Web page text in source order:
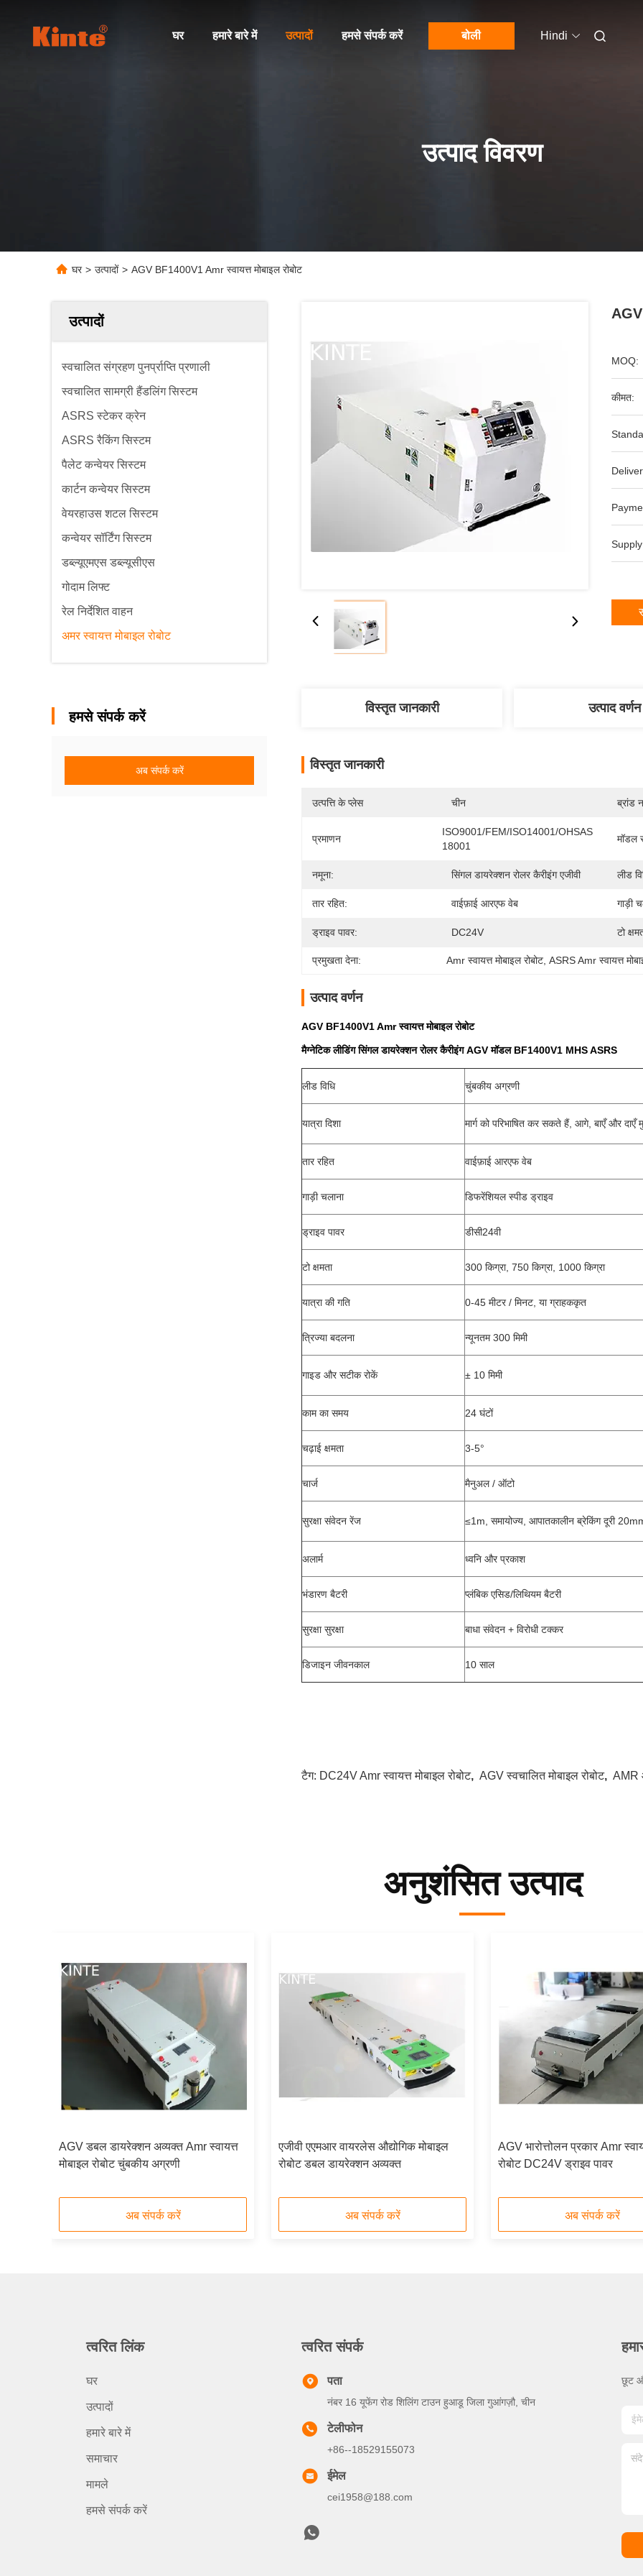
घर हमारे बारे में उत्पादों हमसे संपर्क करें बोली Hindi
उत्पाद विवरण
घर > उत्पादों > AGV BF1400V1 Amr स्वायत्त मोबाइल रोबोट
उत्पादों
स्वचालित संग्रहण पुनर्प्राप्ति प्रणाली
स्वचालित सामग्री हैंडलिंग सिस्टम
ASRS स्टेकर क्रेन
ASRS रैकिंग सिस्टम
पैलेट कन्वेयर सिस्टम
कार्टन कन्वेयर सिस्टम
वेयरहाउस शटल सिस्टम
कन्वेयर सॉर्टिंग सिस्टम
डब्ल्यूएमएस डब्ल्यूसीएस
गोदाम लिफ्ट
रेल निर्देशित वाहन
अमर स्वायत्त मोबाइल रोबोट
हमसे संपर्क करें
अब संपर्क करें
AGV
MOQ:
कीमत:
विस्तृत जानकारी उत्पाद वर्णन
विस्तृत जानकारी
उत्पत्ति के प्लेस चीन ब्रांड
प्रमाणन
ISO9001/FEM/ISO14001/OHSAS
18001
मॉडल
नमूना: सिंगल डायरेक्शन रोलर कैरीइंग एजीवी लीड
तार रहित: वाईफ़ाई आरएफ वेब गाड़ी
ड्राइव पावर: DC24V टो
प्रमुखता देना: Amr स्वायत्त मोबाइल रोबोट , ASRS Amr स्वायत्त
उत्पाद वर्णन
AGV BF1400V1 Amr स्वायत्त मोबाइल रोबोट
मैग्नेटिक लीडिंग सिंगल डायरेक्शन रोलर कैरीइंग AGV मॉडल BF1400V1 MHS ASRS
लीड विधि चुंबकीय अग्रणी
यात्रा दिशा मार्ग को परिभाषित कर सकते हैं, आगे, बाएँ और दाएँ
तार रहित वाईफ़ाई आरएफ वेब
गाड़ी चलाना डिफरेंशियल स्पीड ड्राइव
ड्राइव पावर डीसी24वी
टो क्षमता 300 किग्रा, 750 किग्रा, 1000 किग्रा
यात्रा की गति 0-45 मीटर / मिनट, या ग्राहककृत
त्रिज्या बदलना न्यूनतम 300 मिमी
गाइड और सटीक रोकें ± 10 मिमी
काम का समय 24 घंटों
चढ़ाई क्षमता 3-5°
चार्ज मैनुअल / ऑटो
सुरक्षा संवेदन रेंज ≤1m, समायोज्य, आपातकालीन ब्रेकिंग दूरी
अलार्म ध्वनि और प्रकाश
भंडारण बैटरी प्लंबिक एसिड/लिथियम बैटरी
सुरक्षा सुरक्षा बाधा संवेदन + विरोधी टक्कर
डिजाइन जीवनकाल 10 साल
टैग: DC24V Amr स्वायत्त मोबाइल रोबोट, AGV स्वचालित मोबाइल रोबोट, AMR
अनुशंसित उत्पाद
AGV डबल डायरेक्शन अव्यक्त Amr स्वायत्त
मोबाइल रोबोट चुंबकीय अग्रणी
अब संपर्क करें
एजीवी एएमआर वायरलेस औद्योगिक मोबाइल
रोबोट डबल डायरेक्शन अव्यक्त
अब संपर्क करें
AGV भारोत्तोलन प्रकार Amr
रोबोट DC24V ड्राइव पावर
अब संपर्क करें
त्वरित लिंक
घर
उत्पादों
हमारे बारे में
समाचार
मामले
हमसे संपर्क करें
त्वरित संपर्क
पता
नंबर 16 यूफेंग रोड शिलिंग टाउन हुआडू जिला गुआंगज़ौ, चीन
टेलीफोन
+86--18529155073
ईमेल
cei1958@188.com
छूट